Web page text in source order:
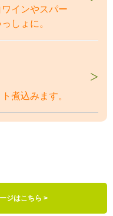
インやスパー
しょに。
煮込みます。
ジはこちら >